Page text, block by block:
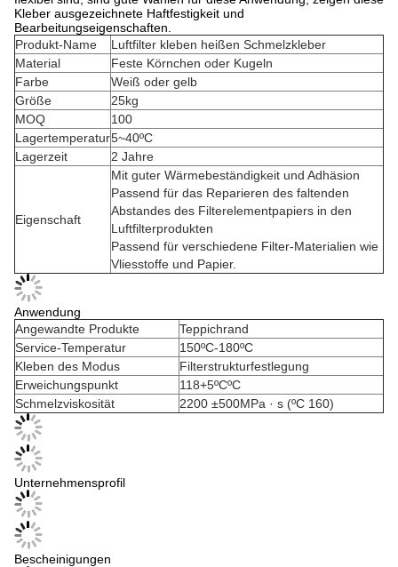
Kleber ausgezeichnete Haftfestigkeit und
Bearbeitungseigenschaften.
Produkt-Name
Luftfilter kleben heißen Schmelzkleber
Material
Feste Körnchen oder Kugeln
Farbe
Weiß oder gelb
Größe
25kg
MOQ
100
Lagertemperatur5~40ºC
Lagerzeit
2 Jahre
Eigenschaft
Mit guter Wärmebeständigkeit und Adhäsion
Passend für das Reparieren des faltenden
Abstandes des Filterelementpapiers in den
Luftfilterprodukten
Passend für verschiedene Filter-Materialien wie
Vliesstoffe und Papier.
Anwendung
Angewandte Produkte
Teppichrand
Service-Temperatur
150ºC-180ºC
Kleben des Modus
Filterstrukturfestlegung
Erweichungspunkt
118+5ºCºC
Schmelzviskosität
2200 ±500MPa · s (ºC 160)
Unternehmensprofil
Bescheinigungen